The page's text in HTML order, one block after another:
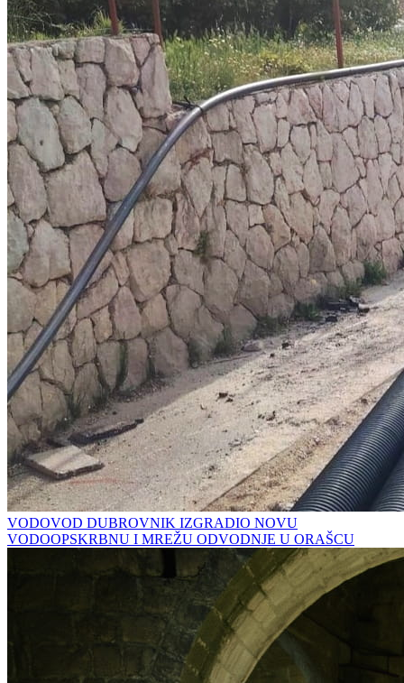
VODOVOD DUBROVNIK IZGRADIO NOVU
VODOOPSKRBNU I MREŽU ODVODNJE U ORAŠCU